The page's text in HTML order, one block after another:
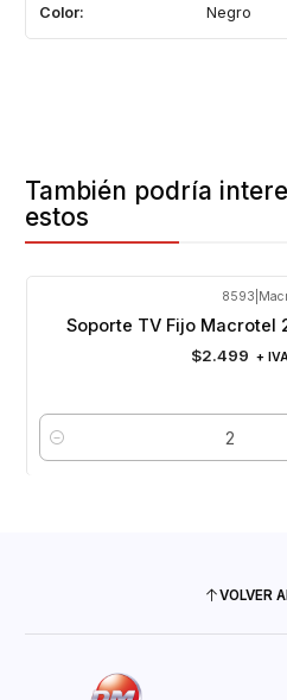
Color: Negro
También podría
estos
8593
Soporte TV Fijo Macrotel
$2.499 +
Cantidad
VOLVER